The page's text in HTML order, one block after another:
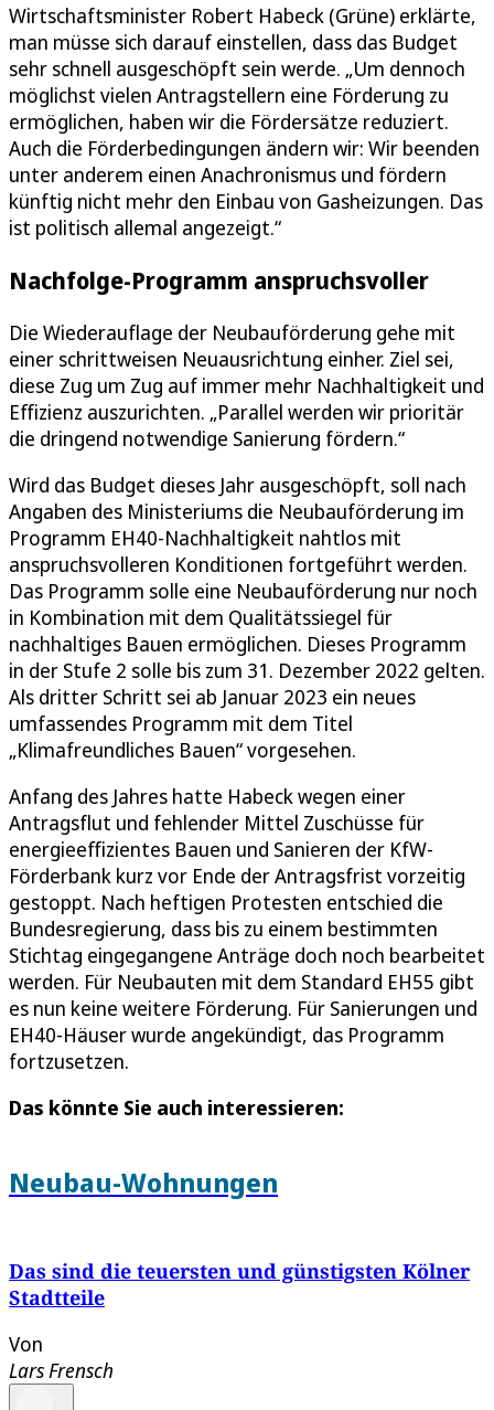
Wirtschaftsminister Robert Habeck (Grüne) erklärte,
man müsse sich darauf einstellen, dass das Budget
sehr schnell ausgeschöpft sein werde. „Um dennoch
möglichst vielen Antragstellern eine Förderung zu
ermöglichen, haben wir die Fördersätze reduziert.
Auch die Förderbedingungen ändern wir: Wir beenden
unter anderem einen Anachronismus und fördern
künftig nicht mehr den Einbau von Gasheizungen. Das
ist politisch allemal angezeigt.“
Nachfolge-Programm anspruchsvoller
Die Wiederauflage der Neubauförderung gehe mit
einer schrittweisen Neuausrichtung einher. Ziel sei,
diese Zug um Zug auf immer mehr Nachhaltigkeit und
Effizienz auszurichten. „Parallel werden wir prioritär
die dringend notwendige Sanierung fördern.“
Wird das Budget dieses Jahr ausgeschöpft, soll nach
Angaben des Ministeriums die Neubauförderung im
Programm EH40-Nachhaltigkeit nahtlos mit
anspruchsvolleren Konditionen fortgeführt werden.
Das Programm solle eine Neubauförderung nur noch
in Kombination mit dem Qualitätssiegel für
nachhaltiges Bauen ermöglichen. Dieses Programm
in der Stufe 2 solle bis zum 31. Dezember 2022 gelten.
Als dritter Schritt sei ab Januar 2023 ein neues
umfassendes Programm mit dem Titel
„Klimafreundliches Bauen“ vorgesehen.
Anfang des Jahres hatte Habeck wegen einer
Antragsflut und fehlender Mittel Zuschüsse für
energieeffizientes Bauen und Sanieren der KfW-
Förderbank kurz vor Ende der Antragsfrist vorzeitig
gestoppt. Nach heftigen Protesten entschied die
Bundesregierung, dass bis zu einem bestimmten
Stichtag eingegangene Anträge doch noch bearbeitet
werden. Für Neubauten mit dem Standard EH55 gibt
es nun keine weitere Förderung. Für Sanierungen und
EH40-Häuser wurde angekündigt, das Programm
fortzusetzen.
Das könnte Sie auch interessieren:
Neubau-Wohnungen
Das sind die teuersten und günstigsten Kölner
Stadtteile
Von
Lars Frensch